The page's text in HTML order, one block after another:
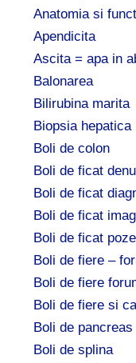
Anatomia si
Apendicita
Ascita = apa in
Balonarea
Bilirubina marita
Biopsia hepatica
Boli de colon
Boli de ficat
Boli de ficat
Boli de ficat
Boli de ficat poze
Boli de fiere –
Boli de fiere
Boli de fiere si
Boli de pancreas
Boli de splina